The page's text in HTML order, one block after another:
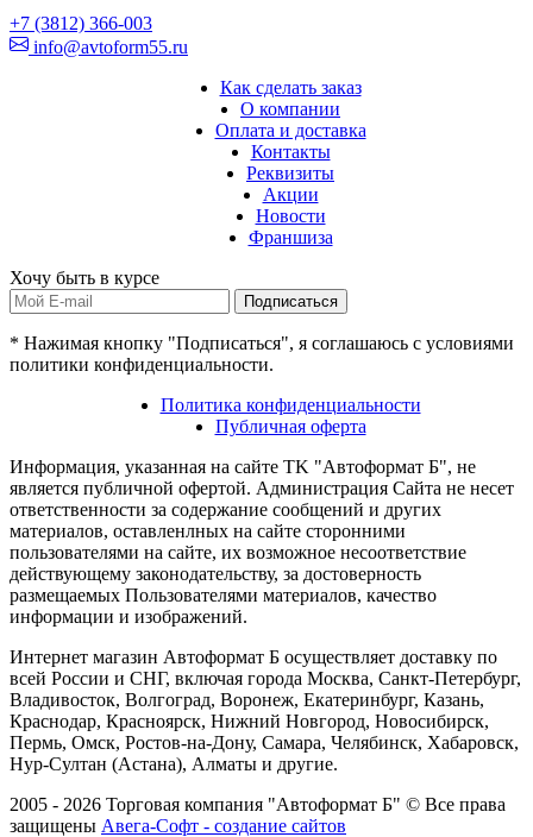
+7 (3812) 366-003
info@avtoform55.ru
Как сделать заказ
О компании
Оплата и доставка
Контакты
Реквизиты
Акции
Новости
Франшиза
Хочу быть в курсе
Подписаться
* Нажимая кнопку "Подписаться", я соглашаюсь с условиями
политики конфиденциальности.
Политика конфиденциальности
Публичная оферта
Информация, указанная на сайте TK "Автоформат Б", не
является публичной офертой. Администрация Сайта не несет
ответственности за содержание сообщений и других
материалов, оставленлных на сайте сторонними
пользователями на сайте, их возможное несоответствие
действующему законодательству, за достоверность
размещаемых Пользователями материалов, качество
информации и изображений.
Интернет магазин Автоформат Б осуществляет доставку по
всей России и СНГ, включая города Москва, Санкт-Петербург,
Владивосток, Волгоград, Воронеж, Екатеринбург, Казань,
Краснодар, Красноярск, Нижний Новгород, Новосибирск,
Пермь, Омск, Ростов-на-Дону, Самара, Челябинск, Хабаровск,
Нур-Султан (Астана), Алматы и другие.
2005 - 2026 Торговая компания "Автоформат Б" © Все права
защищены Авега-Софт - создание сайтов